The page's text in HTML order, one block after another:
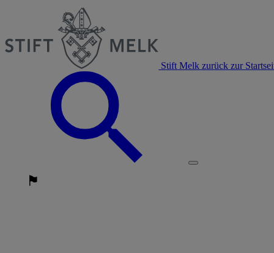
Stift Melk zurück zur